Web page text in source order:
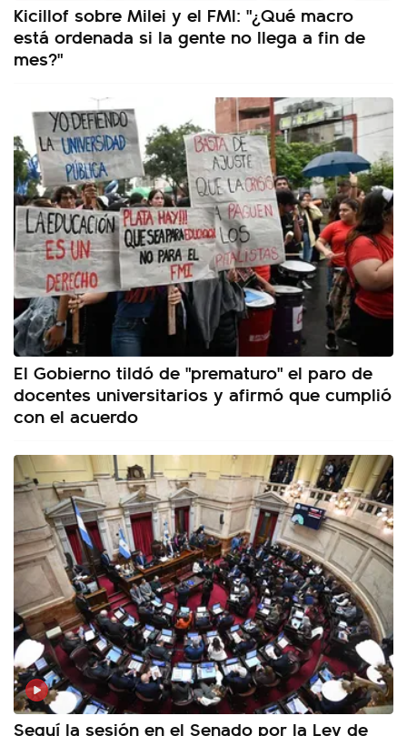
Kicillof sobre Milei y el FMI: "¿Qué macro
está ordenada si la gente no llega a fin de
mes?"
El Gobierno tildó de "prematuro" el paro de
docentes universitarios y afirmó que cumplió
con el acuerdo
Seguí la sesión en el Senado por la Ley de